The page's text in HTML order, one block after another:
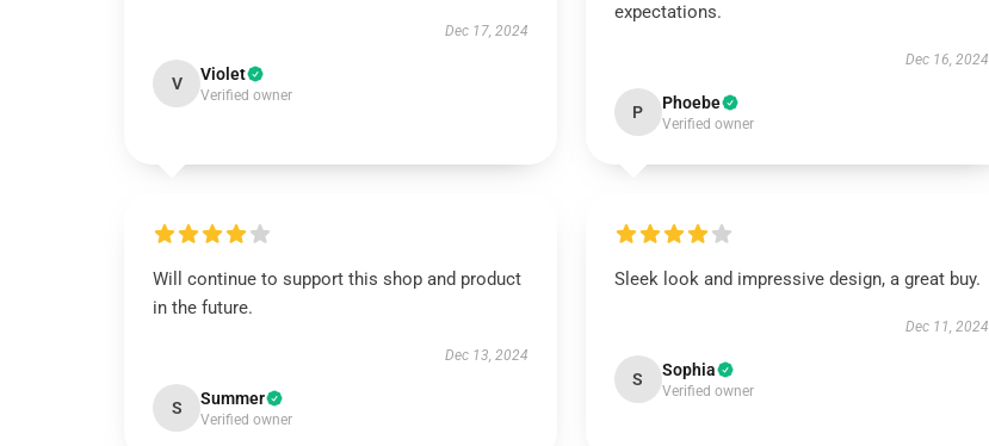
Dec 17, 2024
V Violet
Verified owner
expectations.
Dec 16, 2024
P Phoebe
Verified owner
Will continue to support this shop and product
in the future.
Dec 13, 2024
S Summer
Verified owner
Sleek look and impressive design, a great buy.
Dec 11, 2024
S Sophia
Verified owner